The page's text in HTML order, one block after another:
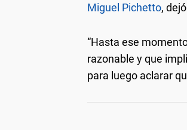
Miguel Pichetto,
“Hasta ese
razonable y que
para luego aclarar